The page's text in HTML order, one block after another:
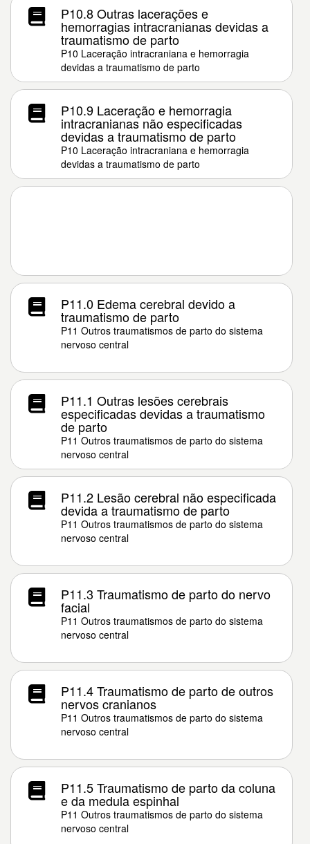
P10.8 Outras lacerações e
hemorragias intracranianas devidas a
traumatismo de parto
P10 Laceração intracraniana e hemorragia
devidas a traumatismo de parto
P10.9 Laceração e hemorragia
intracranianas não especificadas
devidas a traumatismo de parto
P10 Laceração intracraniana e hemorragia
devidas a traumatismo de parto
P11.0 Edema cerebral devido a
traumatismo de parto
P11 Outros traumatismos de parto do sistema
nervoso central
P11.1 Outras lesões cerebrais
especificadas devidas a traumatismo
de parto
P11 Outros traumatismos de parto do sistema
nervoso central
P11.2 Lesão cerebral não especificada
devida a traumatismo de parto
P11 Outros traumatismos de parto do sistema
nervoso central
P11.3 Traumatismo de parto do nervo
facial
P11 Outros traumatismos de parto do sistema
nervoso central
P11.4 Traumatismo de parto de outros
nervos cranianos
P11 Outros traumatismos de parto do sistema
nervoso central
P11.5 Traumatismo de parto da coluna
e da medula espinhal
P11 Outros traumatismos de parto do sistema
nervoso central